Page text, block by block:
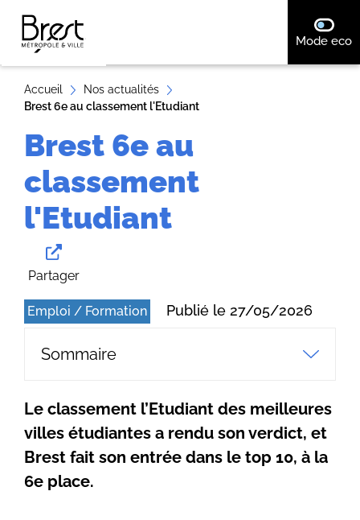
e
r
a
c
o
n
t
Mode eco
Accueil
Nos actualités
Brest 6e au classement l'Etudiant
Brest 6e au
classement
l'Etudiant
Partager
Emploi / Formation Publié le 27/05/2026
Sommaire
Le classement l’Etudiant des meilleures
villes étudiantes a rendu son verdict, et
Brest fait son entrée dans le top 10, à la
6e place.